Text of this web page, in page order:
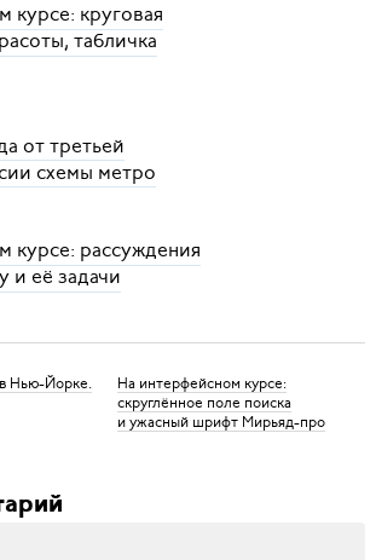
курсе: круговая
табличка
от третьей
схемы метро
курсе: рассуждения
и её задачи
Нью-Йорке.
На интерфейсном курсе:
скруглённое поле поиска
и ужасный шрифт Мирьяд-про